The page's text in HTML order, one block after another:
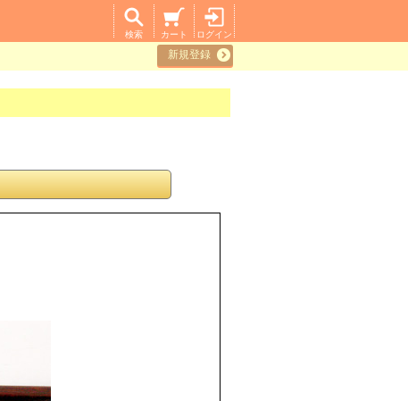
ログイン
カート
検索
新規登録